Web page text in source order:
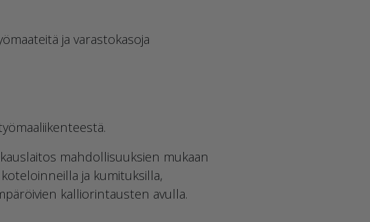
ja varastokasoja
mahdollisuuksien mukaan
ja kumituksilla,
kalliorintausten avulla.